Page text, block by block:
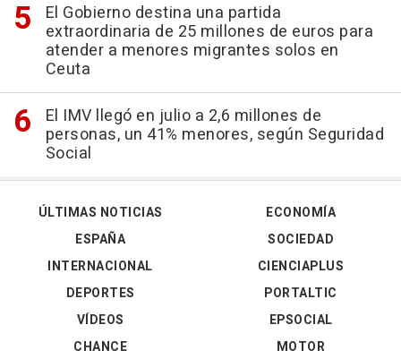
El Gobierno destina una partida
extraordinaria de 25 millones de euros para
atender a menores migrantes solos en
Ceuta
El IMV llegó en julio a 2,6 millones de
personas, un 41% menores, según Seguridad
Social
ÚLTIMAS NOTICIAS
ESPAÑA
INTERNACIONAL
DEPORTES
VÍDEOS
ECONOMÍA
SOCIEDAD
CIENCIAPLUS
PORTALTIC
EPSOCIAL
CHANCE
MOTOR